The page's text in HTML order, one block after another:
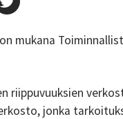
mukana
riippuvuuksien
jonka